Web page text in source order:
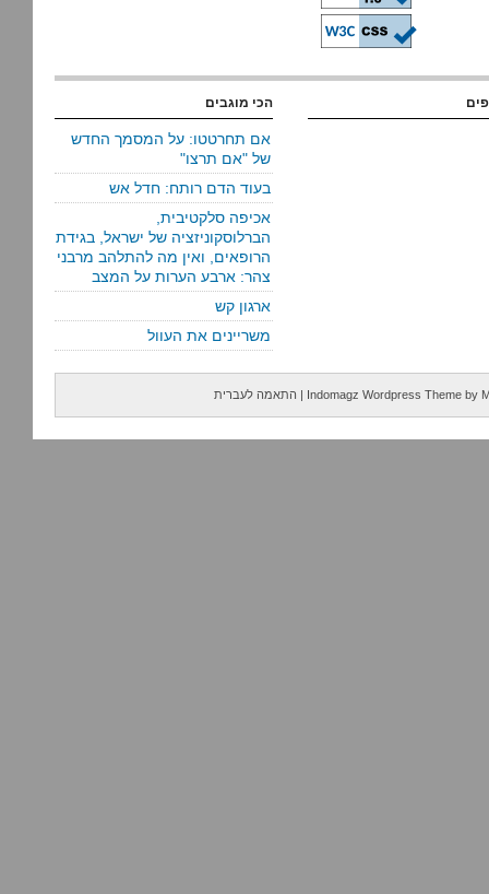
הכי מוגבים
אם תחרטטו: על המסמך החדש
של "אם תרצו"
בעוד הדם רותח: חדל אש
אכיפה סלקטיבית,
הברלוסקוניזציה של ישראל, בגידת
הרופאים, ואין מה להתלהב מרבני
צהר: ארבע הערות על המצב
ארגון קש
משריינים את העוול
Indomagz Wordpress Theme by
| התאמה לעברית